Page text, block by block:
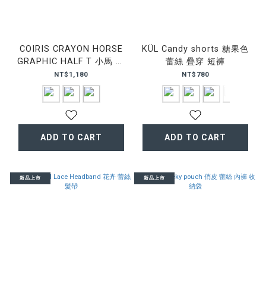
COIRIS CRAYON HORSE
GRAPHIC HALF T 小馬 印
花 短T
NT$1,180
ADD TO CART
KÜL Candy shorts 糖果色
蕾絲 疊穿 短褲
NT$780
ADD TO CART
新品上市 新品上市